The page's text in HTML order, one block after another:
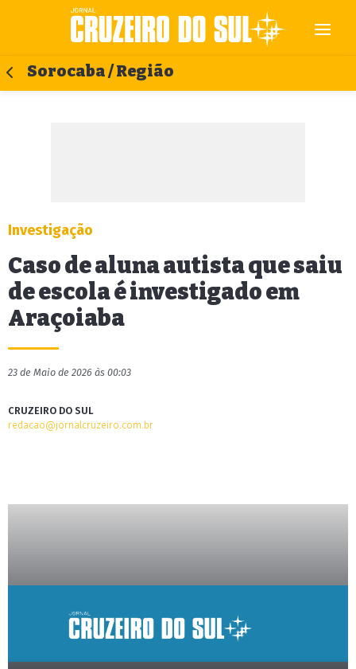
Sorocaba / Região
Investigação
Caso de aluna autista que saiu
de escola é investigado em
Araçoiaba
23 de Maio de 2026 às 00:03
CRUZEIRO DO SUL
redacao@jornalcruzeiro.com.br